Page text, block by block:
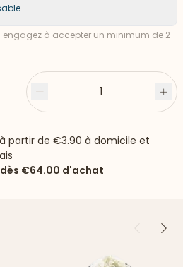
à accepter un minimum de 2
Moins 1
partir de €3.90 à domicile et
€64.00 d'achat
Précédent